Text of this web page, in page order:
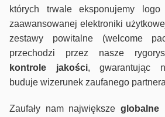
których trwale eksponujemy
zaawansowanej elektroniki
zestawy powitalne (welcome
przechodzi przez nasze
kontrole jakości, gwarantując
buduje wizerunek zaufanego
Zaufały nam największeglobalne